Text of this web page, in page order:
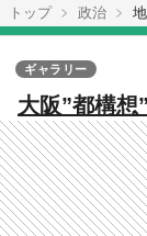
トップ
政治
大阪”都構
を5月議会
ギャラリー